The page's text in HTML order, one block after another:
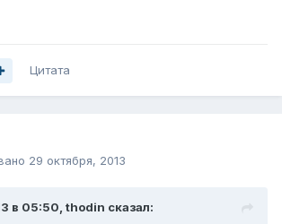
Цитата
29 октября, 2013
в 05:50, thodin сказал: